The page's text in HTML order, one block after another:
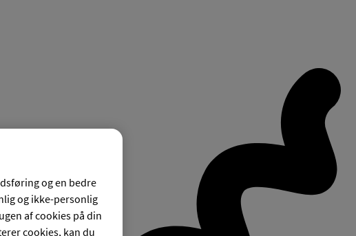
og en bedre
og ikke-personlig
af cookies på din
cookies, kan du